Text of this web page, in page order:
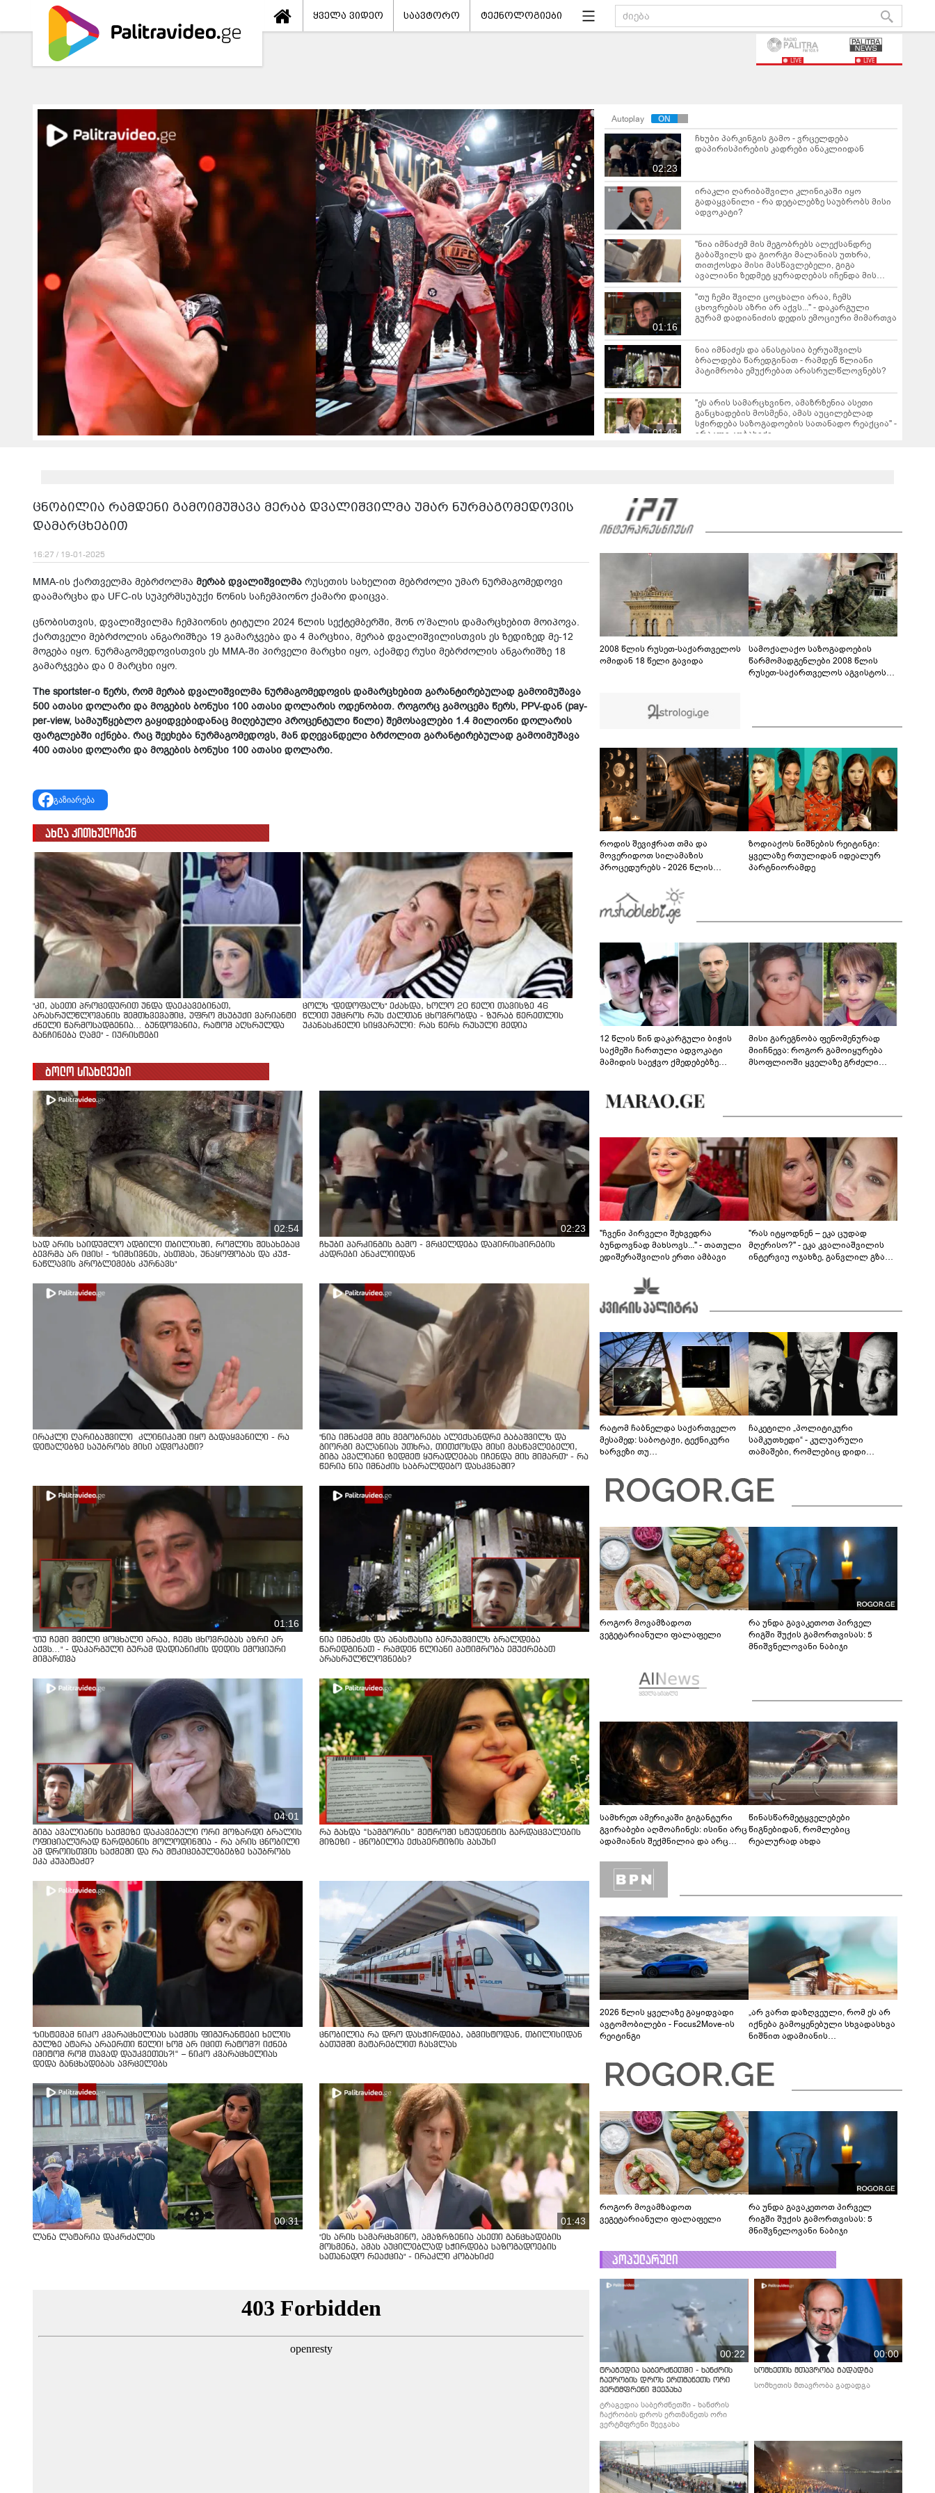
ყველა ვიდეო საავტორო ტექნოლოგიები
LIVE LIVE
Autoplay
02:23
ჩხუბი პარკინგის გამო - ვრცელდება
დაპირისპირების კადრები ანაკლიიდან
ირაკლი ღარიბაშვილი კლინიკაში იყო
გადაყვანილი - რა დეტალებზე საუბრობს მისი
ადვოკატი?
"ნია იმნაძემ მის მეგობრებს ალექსანდრე
გაბაშვილს და გიორგი მალანიას უთხრა,
თითქოსდა მისი მასწავლებელი, გიგა
ავალიანი ზედმეტ ყურადღებას იჩენდა მის
მიმართ" - რა წერია ნია იმნაძის საბრალდებო
დასკვნაში?
01:16
"თუ ჩემი შვილი ცოცხალი არაა, ჩემს
ცხოვრებას აზრი არ აქვს..." - დაკარგული
გურამ დადიანიძის დედის ემოციური მიმართვა
ნია იმნაძეს და ანასტასია ბერუაშვილს
ბრალდება წარედგინათ - რამდენ წლიანი
პატიმრობა ემუქრებათ არასრულწლოვნებს?
01:43
"ეს არის სამარცხვინო, ამაზრზენია ასეთი
განცხადების მოსმენა, ამას აუცილებლად
სჭირდება საზოგადოების სათანადო რეაქცია" -
ირაკლი კობახიძე
ელი კურსის სტუდენტიც იკითხავს"
00:20
საგარეჯოში, არასრულწლოვანმა ჩამოტვირთა
შეურაცხმყოფელ ტექსტებთან ერთად
გაავრცელა - შსს ბრალდებულის დაკავების
კადრებს აქვეყნებს
ნიკა მელიას სასამართლოს უპატივცემლობის
ფაქტზე 1 წლით და 6 თვით თავისუფლების
აღკვეთა მიესაჯა
ცნობილია რამდენი გამოიმუშავა მერაბ დვალიშვილმა უმარ ნურმაგომედოვის
დამარცხებით
16:27 / 19-01-2025
MMA-ის ქართველმა მებრძოლმა მერაბ დვალიშვილმა რუსეთის სახელით მებრძოლი უმარ ნურმაგომედოვი
დაამარცხა და UFC-ის სუპერმსუბუქი წონის საჩემპიონო ქამარი დაიცვა.
ცნობისთვის, დვალიშვილმა ჩემპიონის ტიტული 2024 წლის სექტემბერში, შონ ო’მალის დამარცხებით მოიპოვა.
ქართველი მებრძოლის ანგარიშზეა 19 გამარჯვება და 4 მარცხია, მერაბ დვალიშვილისთვის ეს ზედიზედ მე-12
მოგება იყო. ნურმაგომედოვისთვის ეს MMA-ში პირველი მარცხი იყო, აქამდე რუსი მებრძოლის ანგარიშზე 18
გამარჯვება და 0 მარცხი იყო.
The sportster-ი წერს, რომ მერაბ დვალიშვილმა ნურმაგომედოვის დამარცხებით გარანტირებულად გამოიმუშავა
500 ათასი დოლარი და მოგების ბონუსი 100 ათასი დოლარის ოდენობით. როგორც გამოცემა წერს, PPV-დან (pay-
per-view, სამაუწყებლო გაყიდვებიდანაც მიღებული პროცენტული წილი) შემოსავლები 1.4 მილიონი დოლარის
ფარგლებში იქნება. რაც შეეხება ნურმაგომედოვს, მან დღევანდელი ბრძოლით გარანტირებულად გამოიმუშავა
400 ათასი დოლარი და მოგების ბონუსი 100 ათასი დოლარი.
გაზიარება
ახლა კითხულობენ
"კი, ასეთი პროცედურით უნდა დაეკავებინათ,
არასრულწლოვანის შემთხვევაშიც, უფრო მსუბუქი ვარიანტი
ძნელი წარმოსადგენია... ბუნდოვანია, რატომ აღსრულდა
განჩინება ღამე" - იურისტები
ცოლს "დედოფალს" ეძახდა, ხოლო 20 წელი თავისზე 46
წლით უმცროს რუს ქალთან ცხოვრობდა - ზურაბ წერეთლის
უკანასკნელი სიყვარული: რას წერს რუსული მედია
ბოლო სიახლეები
02:54
სად არის საიდუმლო ადგილი თბილისში, რომლის შესახებაც
ბევრმა არ იცის! - "სიმსივნეს, ასთმას, უნაყოფობას და კუჭ-
ნაწლავის პრობლემებს კურნავს"
02:23
ჩხუბი პარკინგის გამო - ვრცელდება დაპირისპირების
კადრები ანაკლიიდან
ირაკლი ღარიბაშვილი კლინიკაში იყო გადაყვანილი - რა
დეტალებზე საუბრობს მისი ადვოკატი?
"ნია იმნაძემ მის მეგობრებს ალექსანდრე გაბაშვილს და
გიორგი მალანიას უთხრა, თითქოსდა მისი მასწავლებელი,
გიგა ავალიანი ზედმეტ ყურადღებას იჩენდა მის მიმართ" - რა
წერია ნია იმნაძის საბრალდებო დასკვნაში?
01:16
"თუ ჩემი შვილი ცოცხალი არაა, ჩემს ცხოვრებას აზრი არ
აქვს..." - დაკარგული გურამ დადიანიძის დედის ემოციური
მიმართვა
ნია იმნაძეს და ანასტასია ბერუაშვილს ბრალდება
წარედგინათ - რამდენ წლიანი პატიმრობა ემუქრებათ
არასრულწლოვნებს?
04:01
გიგა ავალიანის საქმეზე დაკავებული ორი მოზარდი ბრალის
ოფიციალურად წარდგენის მოლოდინშია - რა არის ცნობილი
ამ დროისთვის საქმეში და რა მტკიცებულებებზე საუბრობს
ეკა კუპატაძე?
რა გახდა “სამგორის” მეტროში სტუდენტის გარდაცვალების
მიზეზი - ცნობილია ექსპერტიზის პასუხი
"სისტემამ ნიკო კვარაცხელიას საქმის ფიგურანტები ხელის
გულზე ატარა არაერთი წელი! ხომ არ იცით რატომ?! იქნებ
იმიტომ რომ თავად დაუკვეთეს?!“ – ნიკო კვარაცხელიას
დედა განცხადებას ავრცელებს
ცნობილია რა დრო დასჭირდება, აგვისტოდან, თბილისიდან
ბათუმში მატარებლით ჩასვლას
00:31
ლანა ლატარია დაკრძალეს
01:43
"ეს არის სამარცხვინო, ამაზრზენია ასეთი განცხადების
მოსმენა, ამას აუცილებლად სჭირდება საზოგადოების
სათანადო რეაქცია" - ირაკლი კობახიძე
2008 წლის რუსეთ-საქართველოს
ომიდან 18 წელი გავიდა
სამოქალაქო საზოგადოების
წარმომადგენლები 2008 წლის
რუსეთ-საქართველოს აგვისტოს
როდის შევიჭრათ თმა და
მოვერიდოთ სილამაზის
პროცედურებს - 2026 წლის
გზამკვლევი
ზოდიაქოს ნიშნების რეიტინგი:
ყველაზე რთულიდან იდეალურ
პარტნიორამდე
12 წლის წინ დაკარგული ბიჭის
საქმეში ჩართული ადვოკატი
მამიდის საეჭვო ქმედებებზე
მოწოდებაზე... წლობით
მიმდინარეობდა საქმის
მისი გარეგნობა ფენომენურად
მიიჩნევა: როგორ გამოიყურება
მსოფლიოში ყველაზე გრძელი
"ჩვენი პირველი შეხვედრა
ბუნდოვნად მახსოვს..." - თათული
ედიშერაშვილის ერთი ამბავი
"რას იტყოდნენ – ეკა ცუდად
მღერისო?" - ეკა კვალიაშვილის
ინტერვიუ ოჯახზე, განვლილ გზასა
რატომ ჩაბნელდა საქართველო
მესამედ: საბოტაჟი, ტექნიკური
ხარვეზი თუ
ჩაკეტილი „პოლიტიკური
სამკუთხედი“ - კულუარული
თამაშები, რომლებიც დიდი
როგორ მოვამზადოთ
ვეგეტარიანული ფალაფელი
რა უნდა გავაკეთოთ პირველ
რიგში შუქის გამორთვისას: 5
მნიშვნელოვანი ნაბიჯი
სამხრეთ ამერიკაში გიგანტური
გვირაბები აღმოაჩინეს: ისინი არც
ადამიანის შექმნილია და არც
ლაბირინთები?
წინასწარმეტყველებები
წიგნებიდან, რომლებიც
რეალურად ახდა
2026 წლის ყველაზე გაყიდვადი
ავტომობილები - Focus2Move-ის
რეიტინგი
„არ ვართ დაზღვეული, რომ ეს არ
იქნება გამოყენებული სხვადასხვა
ნიშნით ადამიანის
უფსკრულისკენ მიდის“
როგორ მოვამზადოთ
ვეგეტარიანული ფალაფელი
რა უნდა გავაკეთოთ პირველ
რიგში შუქის გამორთვისას: 5
მნიშვნელოვანი ნაბიჯი
პოპულარული
00:22
ტრაგედია საბერძნეთში - ხანძრის
ჩაქრობის დროს ერთმანეთს ორი
ვერტმფრენი შეეჯახა
ტრაგედია საბერძნეთში - ხანძრის
ჩაქრობის დროს ერთმანეთს ორი
ვერტმფრენი შეეჯახა
00:00
სომხეთის მთავრობა გადადგა
სომხეთის მთავრობა გადადგა